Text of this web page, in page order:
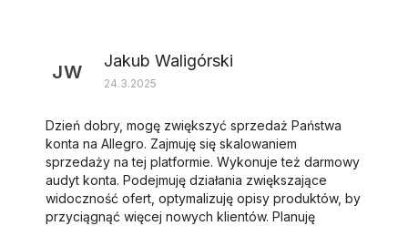
JW
Jakub Waligórski
24.3.2025
Dzień dobry, mogę zwiększyć sprzedaż Państwa
konta na Allegro. Zajmuję się skalowaniem
sprzedaży na tej platformie. Wykonuje też darmowy
audyt konta. Podejmuję działania zwiększające
widoczność ofert, optymalizuję opisy produktów, by
przyciągnąć więcej nowych klientów. Planuję